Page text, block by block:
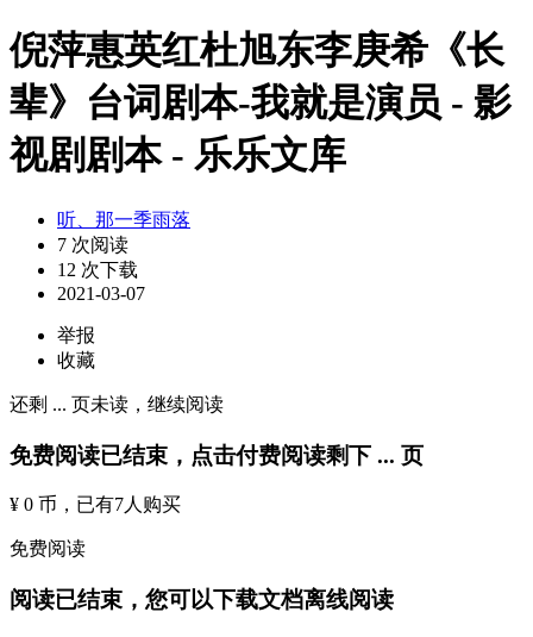
倪萍惠英红杜旭东李庚希《长
辈》台词剧本-我就是演员 - 影
视剧剧本 - 乐乐文库
听、那一季雨落
7 次阅读
12 次下载
2021-03-07
举报
收藏
还剩 ... 页未读， 继续阅读
免费阅读已结束，点击付费阅读剩下 ... 页
¥ 0 币 ，已有7人购买
免费阅读
阅读已结束，您可以下载文档离线阅读